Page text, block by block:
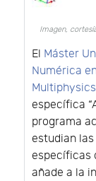
Imagen,
El Máster
Numérica
Multiphysics
específica
programa
estudian
específicas
añade a la